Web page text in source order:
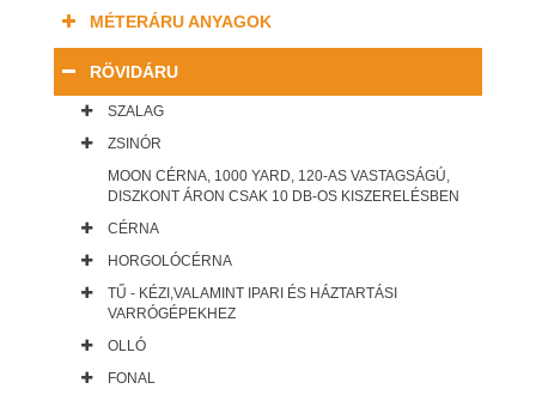
MÉTERÁRU ANYAGOK
RÖVIDÁRU
SZALAG
ZSINÓR
MOON CÉRNA, 1000 YARD, 120-AS VASTAGSÁGÚ,
DISZKONT ÁRON CSAK 10 DB-OS KISZERELÉSBEN
CÉRNA
HORGOLÓCÉRNA
TŰ - KÉZI,VALAMINT IPARI ÉS HÁZTARTÁSI
VARRÓGÉPEKHEZ
OLLÓ
FONAL